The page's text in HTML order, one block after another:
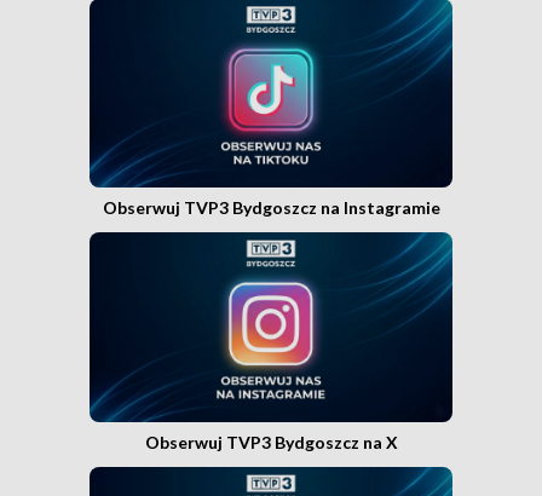
Obserwuj TVP3 Bydgoszcz na Instagramie
Obserwuj TVP3 Bydgoszcz na X